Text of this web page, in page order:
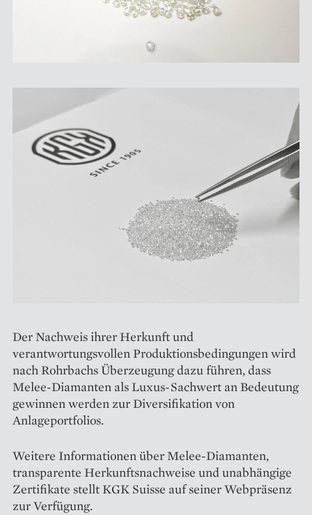
Der Nachweis ihrer Herkunft und
verantwortungsvollen Produktionsbedingungen wird
nach Rohrbachs Überzeugung dazu führen, dass
Melee-Diamanten als Luxus-Sachwert an Bedeutung
gewinnen werden zur Diversifikation von
Anlageportfolios.
Weitere Informationen über Melee-Diamanten,
transparente Herkunftsnachweise und unabhängige
Zertifikate stellt KGK Suisse auf seiner Webpräsenz
zur Verfügung.